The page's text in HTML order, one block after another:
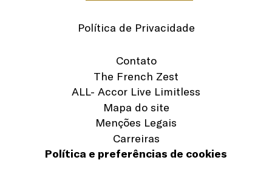
Política de Privacidade
Contato
The French Zest
ALL- Accor Live Limitless
Mapa do site
Menções Legais
Carreiras
Política e preferências de cookies